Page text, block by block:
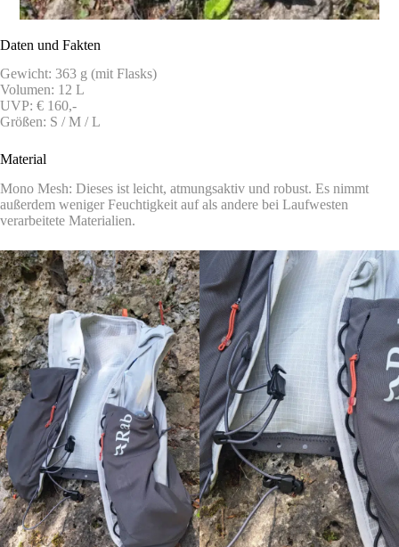
Daten und Fakten
Gewicht: 363 g (mit Flasks)
Volumen: 12 L
UVP: € 160,-
Größen: S / M / L
Material
Mono Mesh: Dieses ist leicht, atmungsaktiv und robust. Es nimmt
außerdem weniger Feuchtigkeit auf als andere bei Laufwesten
verarbeitete Materialien.